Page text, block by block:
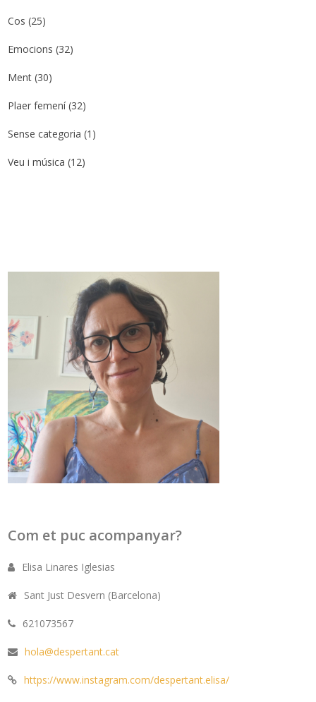
Cos (25)
Emocions (32)
Ment (30)
Plaer femení(32)
Sense categoria (1)
Veu i música (12)
Com et puc acompanyar?
Elisa Linares Iglesias
Sant Just Desvern (Barcelona)
621073567
hola@despertant.cat
https://www.instagram.com/despertant.elisa/